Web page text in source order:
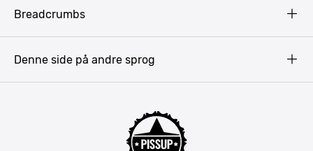
Breadcrumbs
Denne side på andre sprog